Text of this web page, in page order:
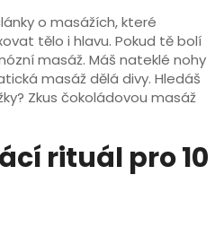
o masážích, které
tělo i hlavu. Pokud tě bolí
masáž. Máš nateklé nohy
masáž dělá divy. Hledáš
Zkus čokoládovou masáž
rituál pro 10